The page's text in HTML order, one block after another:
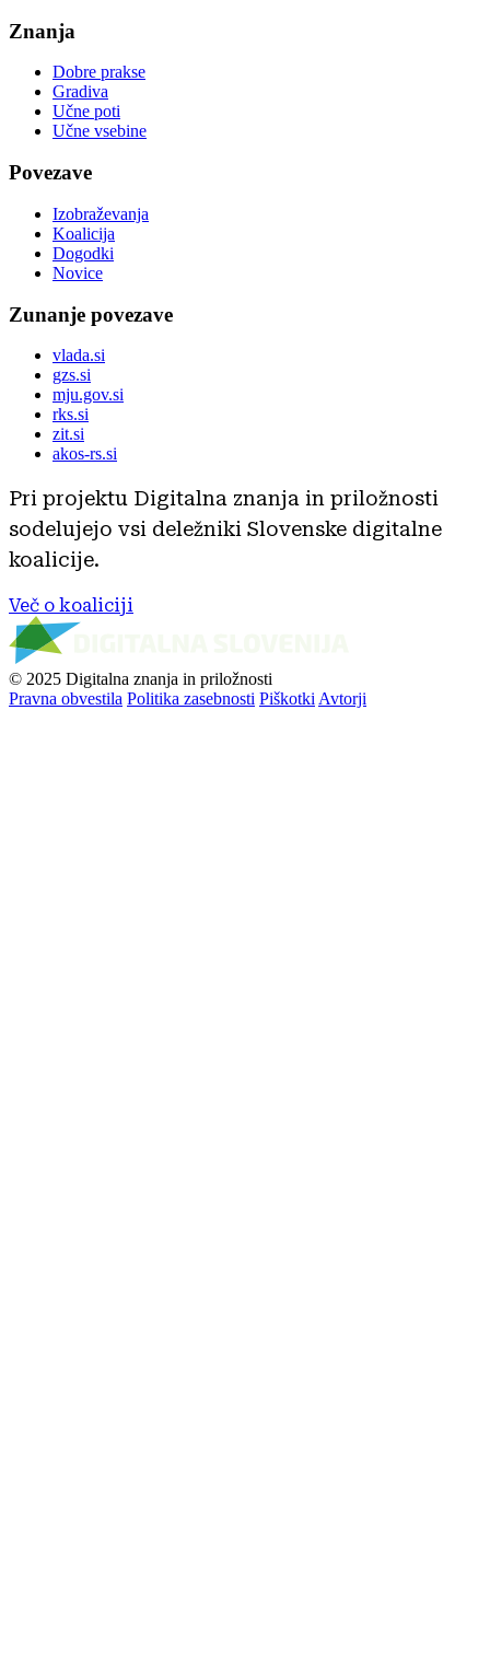
Znanja
Dobre prakse
Gradiva
Učne poti
Učne vsebine
Povezave
Izobraževanja
Koalicija
Dogodki
Novice
Zunanje povezave
vlada.si
gzs.si
mju.gov.si
rks.si
zit.si
akos-rs.si
Pri projektu Digitalna znanja in priložnosti
sodelujejo vsi deležniki Slovenske digitalne
koalicije.
Več o koaliciji
© 2025 Digitalna znanja in priložnosti
Pravna obvestila Politika zasebnosti Piškotki Avtorji